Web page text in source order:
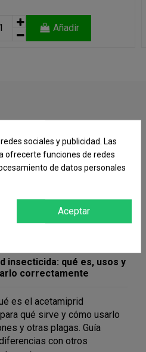
Añadir
de Plagas online
pulgón: soluciones
tu jardín
son plagas comunes que
gravemente las plantas. Su
temprana es clave para
adecuados. Este
sociales y publicidad. Las
ofrecerte funciones de redes
de datos personales
Aceptar